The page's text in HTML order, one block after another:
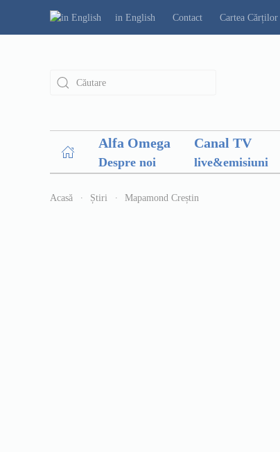
in English Contact Cartea Cărților
Alfa Omega
Despre noi
Canal TV
live&emisiuni
Acasă Știri Mapamond Creștin